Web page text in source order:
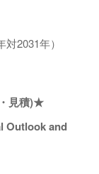
2031年）
見積)★
Outlook and